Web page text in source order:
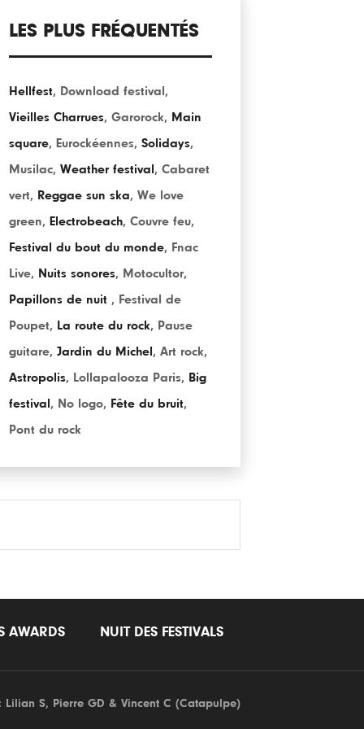
LES PLUS FRÉQUENTÉS
Hellfest, Download festival ,
Vieilles Charrues, Garorock, Main
square, Eurockéennes, Solidays,
Musilac, Weather festival , Cabaret
vert, Reggae sun ska, We love
green, Electrobeach, Couvre feu,
Festival du bout du monde, Fnac
Live, Nuits sonores, Motocultor,
Papillons de nuit , Festival de
Poupet, La route du rock, Pause
guitare, Jardin du Michel , Art rock,
Astropolis, Lollapalooza Paris, Big
festival , No logo, Fête du bruit,
Pont du rock
AWARDS NUIT DES FESTIVALS
Lilian S, Pierre GD & Vincent C (Catapulpe)